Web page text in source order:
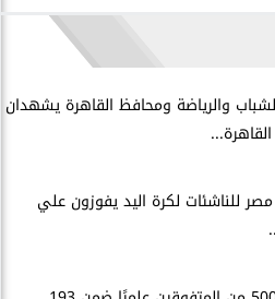
والرياضة ومحافظ القاهرة يشهدان
للناشئات لكرة اليد يفوزون علي